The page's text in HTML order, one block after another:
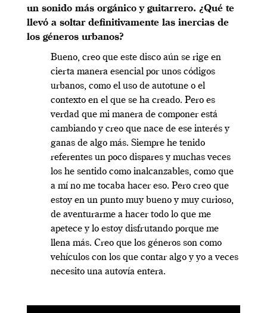
un sonido más orgánico y guitarrero. ¿Qué te
llevó a soltar definitivamente las inercias de
los géneros urbanos?
Bueno, creo que este disco aún se rige en
cierta manera esencial por unos códigos
urbanos, como el uso de autotune o el
contexto en el que se ha creado. Pero es
verdad que mi manera de componer está
cambiando y creo que nace de ese interés y
ganas de algo más. Siempre he tenido
referentes un poco dispares y muchas veces
los he sentido como inalcanzables, como que
a mí no me tocaba hacer eso. Pero creo que
estoy en un punto muy bueno y muy curioso,
de aventurarme a hacer todo lo que me
apetece y lo estoy disfrutando porque me
llena más. Creo que los géneros son como
vehículos con los que contar algo y yo a veces
necesito una autovía entera.